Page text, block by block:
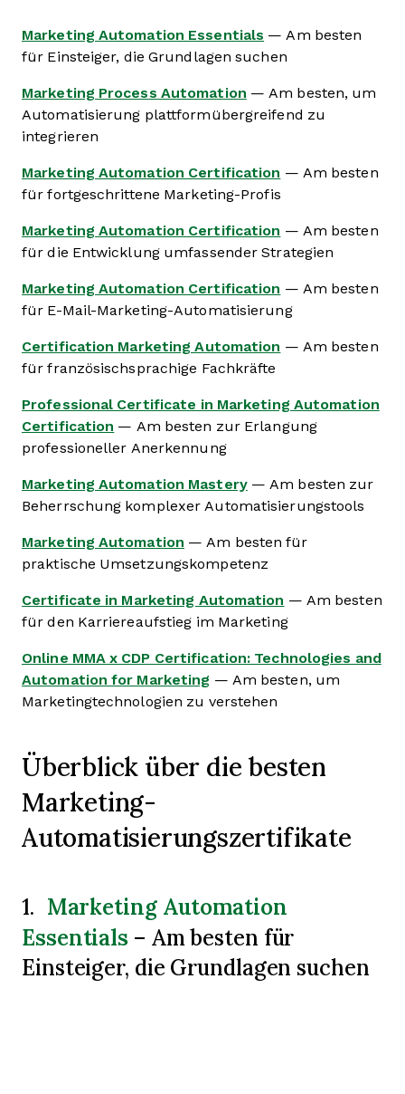
Marketing Automation Essentials — Am besten
für Einsteiger, die Grundlagen suchen
Marketing Process Automation — Am besten, um
Automatisierung plattformübergreifend zu
integrieren
Marketing Automation Certification — Am besten
für fortgeschrittene Marketing-Profis
Marketing Automation Certification — Am besten
für die Entwicklung umfassender Strategien
Marketing Automation Certification — Am besten
für E-Mail-Marketing-Automatisierung
Certification Marketing Automation — Am besten
für französischsprachige Fachkräfte
Professional Certificate in Marketing Automation
Certification — Am besten zur Erlangung
professioneller Anerkennung
Marketing Automation Mastery— Am besten zur
Beherrschung komplexer Automatisierungstools
Marketing Automation — Am besten für
praktische Umsetzungskompetenz
Certificate in Marketing Automation — Am besten
für den Karriereaufstieg im Marketing
Online MMA x CDP Certification: Technologies and
Automation for Marketing — Am besten, um
Marketingtechnologien zu verstehen
Überblick über die besten
Marketing-
Automatisierungszertifikate
1. Marketing Automation
Essentials – Am besten für
Einsteiger, die Grundlagen suchen